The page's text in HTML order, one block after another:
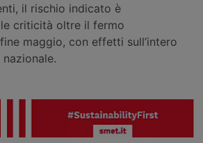
il rischio indicato è
criticità oltre il fermo
maggio, con effetti sull’intero